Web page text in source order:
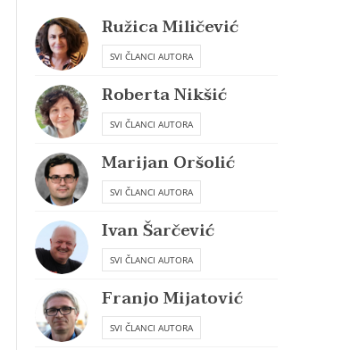
Ružica Miličević
SVI ČLANCI AUTORA
Roberta Nikšić
SVI ČLANCI AUTORA
Marijan Oršolić
SVI ČLANCI AUTORA
Ivan Šarčević
SVI ČLANCI AUTORA
Franjo Mijatović
SVI ČLANCI AUTORA